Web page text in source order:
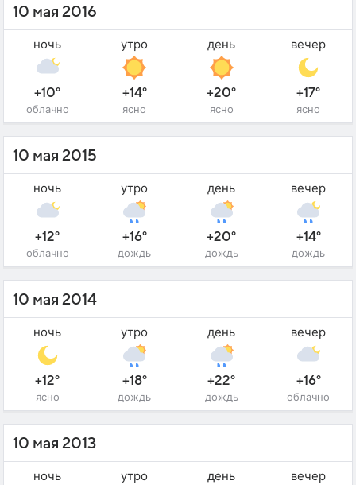
10 мая 2016
ночь
+10°
облачно
утро
+14°
ясно
день
+20°
ясно
вечер
+17°
ясно
10 мая 2015
ночь
+12°
облачно
утро
+16°
дождь
день
+20°
дождь
вечер
+14°
дождь
10 мая 2014
ночь
+12°
ясно
утро
+18°
дождь
день
+22°
дождь
вечер
+16°
облачно
10 мая 2013
ночь утро день вечер